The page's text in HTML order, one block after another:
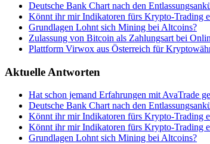
Deutsche Bank Chart nach den
Könnt ihr mir Indikatoren fürs Krypto-Trading
Grundlagen Lohnt sich Mining bei Altcoins?
Zulassung von Bitcoin als Zahlungsart bei
Plattform Virwox aus Österreich für
Aktuelle Antworten
Hat schon jemand Erfahrungen mit AvaTrade
Deutsche Bank Chart nach den
Könnt ihr mir Indikatoren fürs Krypto-Trading
Könnt ihr mir Indikatoren fürs Krypto-Trading
Grundlagen Lohnt sich Mining bei Altcoins?